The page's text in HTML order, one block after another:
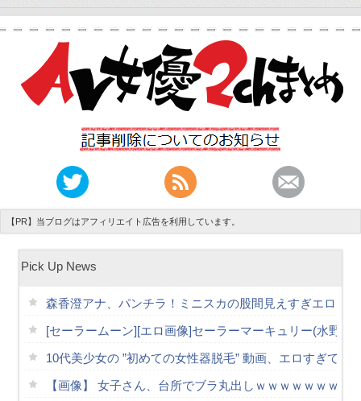
【PR】当ブログはアフィリエイト広告を利用しています。
Pick Up News
森香澄アナ、パンチラ！ミニスカの股間見えすぎエロく
[セーラームーン][エロ画像]セーラーマーキュリー(水野
10代美少女の ”初めての女性器脱毛” 動画、エロすぎて
【画像】 女子さん、台所でブラ丸出しｗｗｗｗｗｗｗ